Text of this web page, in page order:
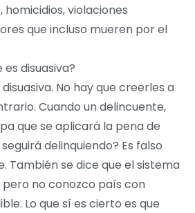
homicidios, violaciones
que incluso mueren por el
disuasiva?
No hay que creerles a
Cuando un delincuente,
que se aplicará la pena de
delinquiendo? Es falso
También se dice que el sistema
pero no conozco país con
Lo que sí es cierto es que